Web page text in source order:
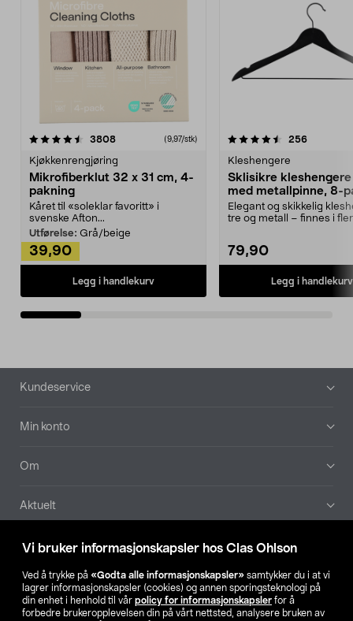
Vi bruker informasjonskapsler hos Clas Ohlson
Ved å trykke på «Godta alle informasjonskapsler» samtykker du i at vi
lagrer informasjonskapsler (cookies) og annen sporingsteknologi på
din enhet i henhold til vår policy for informasjonskapsler for å
forbedre brukeropplevelsen din på vårt nettsted, analysere bruken av
3808anmeldelser(9,97/stk)
Kjøkkenrengjøring
Mikrofiberklut 32 x 31 cm, 4-
pakning
Kåret til «soleklar favoritt» i
svenske Afton...
Utførelse: Grå/beige
39,90
Legg i handlekurv
4.5av 5 stjerner 256
Kleshengere
Sklisikre
med metallpinne, 8-
Elegant og skikkelig
tre og metall – finnes i
79,90
Legg i handlekurv
4.5av 5 stjerner
Bunntekst
Kundeservice
Min konto
Om
Aktuelt
Våre selskaper
Finn din butikk